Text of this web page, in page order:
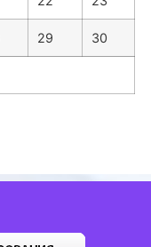
29 30